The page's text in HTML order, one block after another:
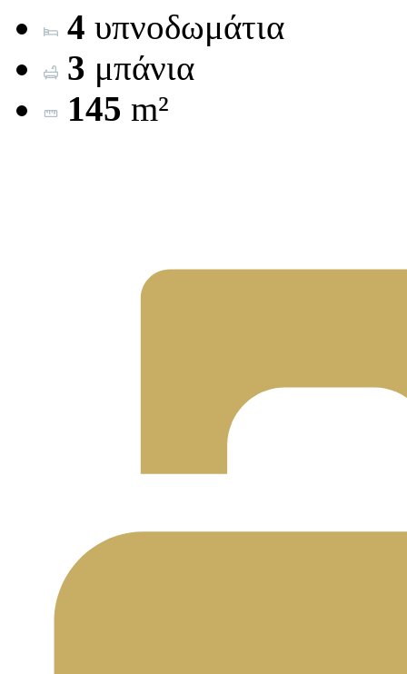
4 υπνοδωμάτια
3 μπάνια
145 m²